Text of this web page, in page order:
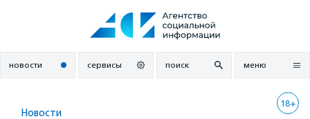
новости сервисы поиск меню
18+
Новости